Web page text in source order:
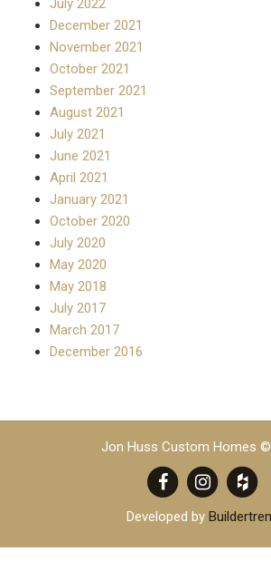
July 2022
December 2021
November 2021
October 2021
September 2021
August 2021
July 2021
June 2021
April 2021
January 2021
October 2020
July 2020
May 2020
May 2018
July 2017
March 2017
December 2016
Jon Huss Custom Homes
Developed by